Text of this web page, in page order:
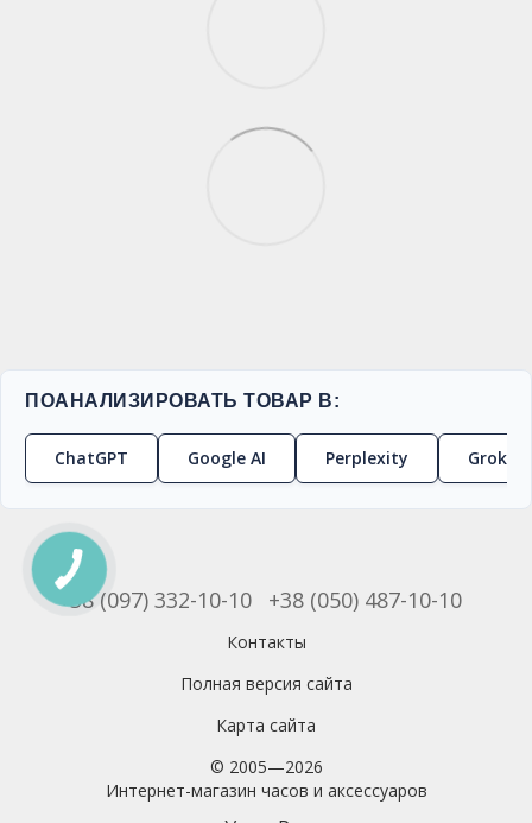
ПОАНАЛИЗИРОВАТЬ ТОВАР В:
ChatGPT Google AI Perplexity Grok
+38 (097) 332-10-10 +38 (050) 487-10-10
Контакты
Полная версия сайта
Карта сайта
© 2005—2026
Интернет-магазин часов и аксессуаров